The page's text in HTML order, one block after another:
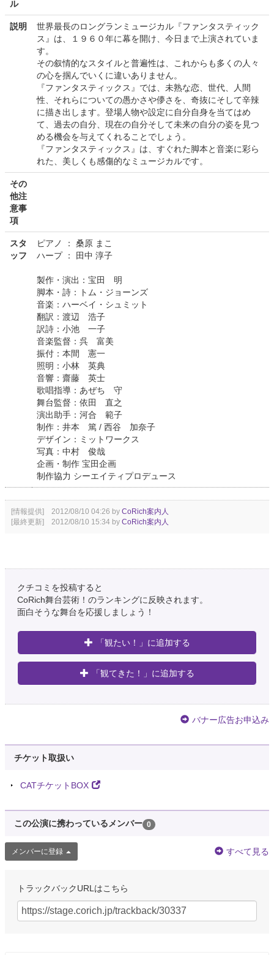
ル
説明
世界最長のロングランミュージカル『ファンタスティック
ス』は、１９６０年に幕を開け、今日まで上演されていま
す。
その叙情的なスタイルと普遍性は、これからも多くの人々
の心を掴んでいくに違いありません。
『ファンタスティックス』では、未熟な恋、世代、人間
性、それらについての愚かさや儚さを、奇抜にそして辛辣
に描き出します。登場人物や設定に自分自身を当てはめ
て、過去の自分、現在の自分そして未来の自分の姿を見つ
める機会を与えてくれることでしょう。
『ファンタスティックス』は、すぐれた脚本と音楽に彩ら
れた、美しくも感傷的なミュージカルです。
その
他注
意事
項
スタ
ッフ
ピアノ ： 桑原 まこ
ハープ ： 田中 淳子
製作・演出：宝田 明
脚本・詩：トム・ジョーンズ
音楽：ハーベイ・シュミット
翻訳：渡辺 浩子
訳詩：小池 一子
音楽監督：呉 富美
振付：本間 憲一
照明：小林 英典
音響：齋藤 英士
歌唱指導：あぜち 守
舞台監督：依田 直之
演出助手：河合 範子
制作：井本 篤 / 西谷 加奈子
デザイン：ミットワークス
写真：中村 俊哉
企画・制作 宝田企画
制作協力 シーエイティプロデュース
[情報提供] 2012/08/10 04:26 by CoRich案内人
[最終更新] 2012/08/10 15:34 by CoRich案内人
クチコミを投稿すると
CoRich舞台芸術！のランキングに反映されます。
面白そうな舞台を応援しましょう！
「観たい！」に追加する
「観てきた！」に追加する
バナー広告お申込み
チケット取扱い
CATチケットBOX
この公演に携わっているメンバー 0
メンバーに登録 すべて見る
トラックバックURLはこちら